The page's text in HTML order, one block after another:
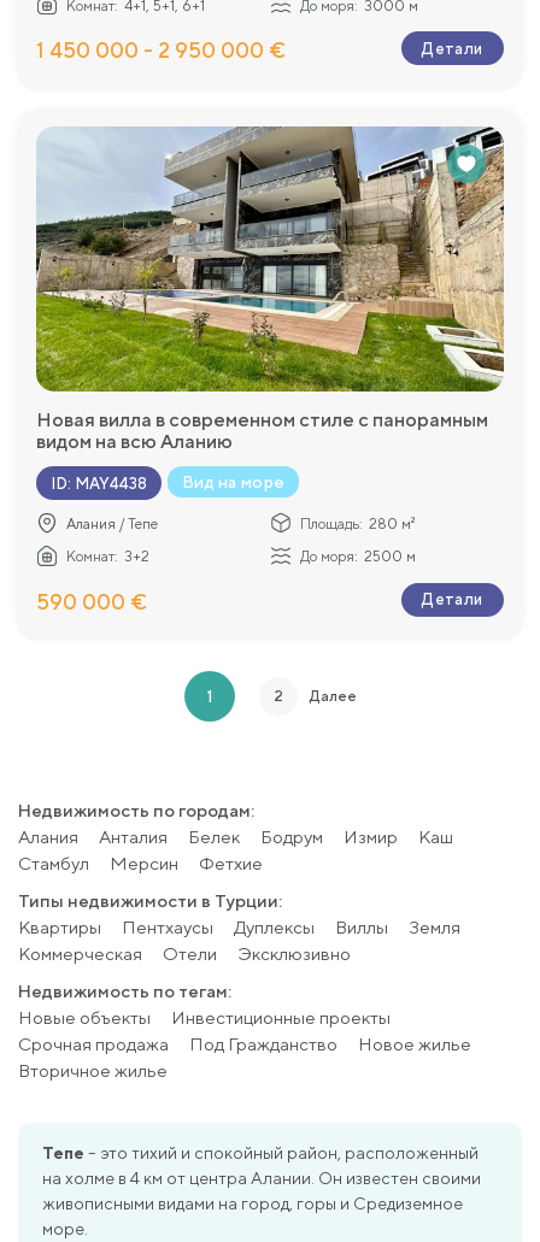
Комнат: 4+1, 5+1, 6+1 До моря: 3000 м
1 450 000 - 2 950 000 € Детали
Новая вилла в современном стиле с панорамным
видом на всю Аланию
ID: MAY4438 Вид на море
Алания / Тепе Площадь: 280 м²
Комнат: 3+2 До моря: 2500 м
590 000 € Детали
1 2 Далее
Недвижимость по городам:
Алания
Анталия Белек Бодрум Измир
Каш
Стамбул
Мерсин
Фетхие
Типы недвижимости в Турции:
Квартиры
Пентхаусы Дуплексы Виллы
Земля
Коммерческая
Отели
Эксклюзивно
Недвижимость по тегам:
Новые объекты
Инвестиционные проекты
Срочная продажа
Под Гражданство
Новое жилье
Вторичное жилье
Тепе – это тихий и спокойный район, расположенный
на холме в 4 км от центра Алании. Он известен своими
живописными видами на город, горы и Средиземное
море.